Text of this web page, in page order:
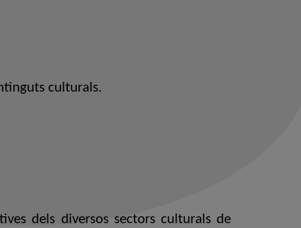
culturals.
dels diversos sectors culturals de